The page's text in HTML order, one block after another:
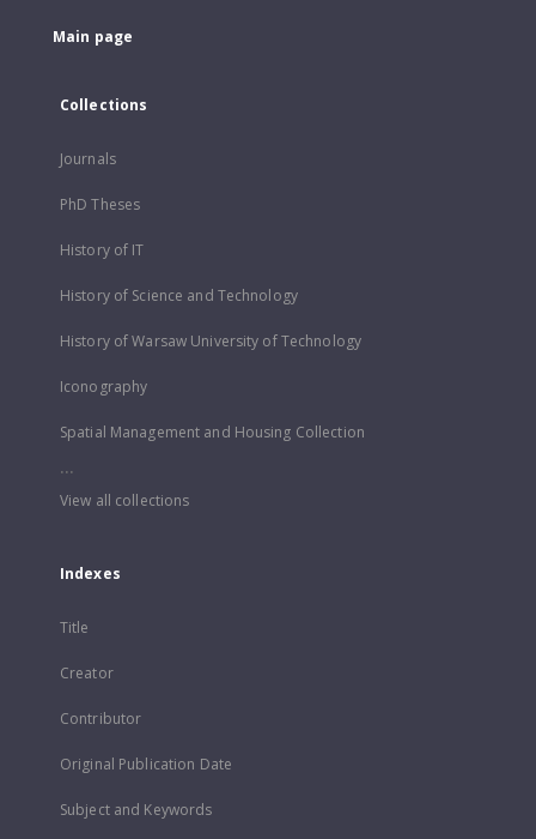
Main page
Collections
Journals
PhD Theses
History of IT
History of Science and Technology
History of Warsaw University of Technology
Iconography
Spatial Management and Housing Collection
...
View all collections
Indexes
Title
Creator
Contributor
Original Publication Date
Subject and Keywords